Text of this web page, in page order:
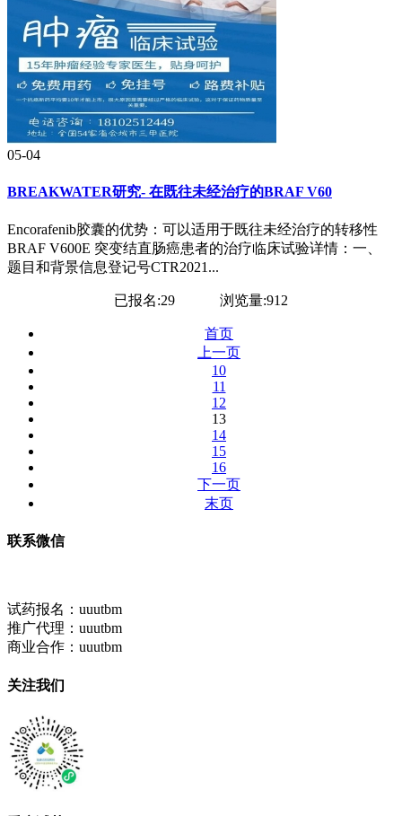
05-04
BREAKWATER研究- 在既往未经治疗的BRAF V60
Encorafenib胶囊的优势：可以适用于既往未经治疗的转移性
BRAF V600E 突变结直肠癌患者的治疗临床试验详情：一、
题目和背景信息登记号CTR2021...
已报名:29 浏览量:912
首页
上一页
10
11
12
13
14
15
16
下一页
末页
联系微信
试药报名：uuutbm
推广代理：uuutbm
商业合作：uuutbm
关注我们